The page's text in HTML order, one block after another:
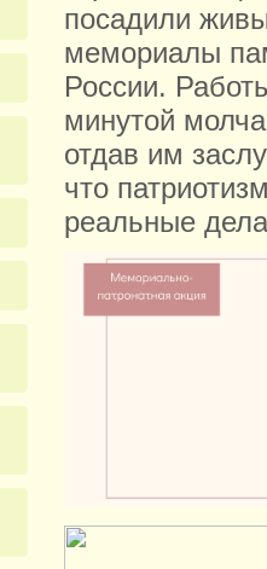
посадили
мемориалы
России.
минутой
отдав им
что
реальные